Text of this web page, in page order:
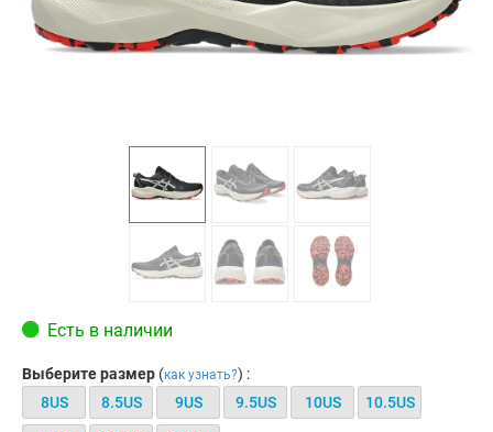
Есть в наличии
Выберите размер (как узнать?) :
8US
8.5US 9US 9.5US 10US 10.5US